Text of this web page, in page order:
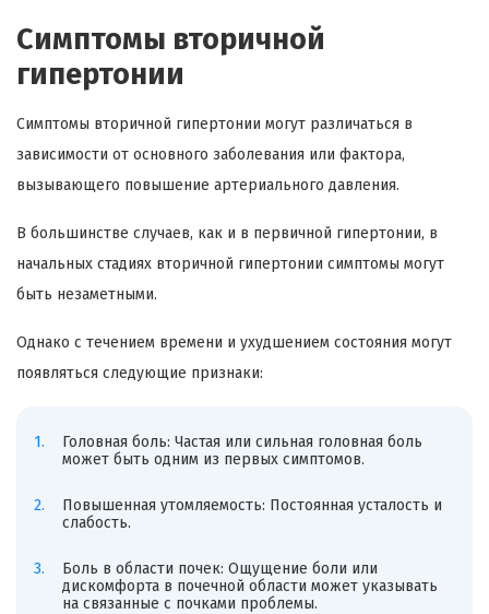
Симптомы вторичной
гипертонии
Симптомы вторичной гипертонии могут различаться в
зависимости от основного заболевания или фактора,
вызывающего повышение артериального давления.
В большинстве случаев, как и в первичной гипертонии, в
начальных стадиях вторичной гипертонии симптомы могут
быть незаметными.
Однако с течением времени и ухудшением состояния могут
появляться следующие признаки:
Головная боль: Частая или сильная головная боль
может быть одним из первых симптомов.
Повышенная утомляемость: Постоянная усталость и
слабость.
Боль в области почек: Ощущение боли или
дискомфорта в почечной области может указывать
на связанные с почками проблемы.